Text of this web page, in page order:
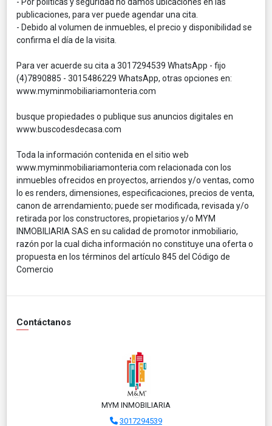
publicaciones, para ver puede agendar una cita.
- Debido al volumen de inmuebles, el precio y disponibilidad se
confirma el día de la visita.
Para ver acuerde su cita a 3017294539 WhatsApp - fijo
(4)7890885 - 3015486229 WhatsApp, otras opciones en:
www.myminmobiliariamonteria.com
busque propiedades o publique sus anuncios digitales en
www.buscodesdecasa.com
Toda la información contenida en el sitio web
www.myminmobiliariamonteria.com relacionada con los
inmuebles ofrecidos en proyectos, arriendos y/o ventas, como
lo es renders, dimensiones, especificaciones, precios de venta,
canon de arrendamiento; puede ser modificada, revisada y/o
retirada por los constructores, propietarios y/o MYM
INMOBILIARIA SAS en su calidad de promotor inmobiliario,
razón por la cual dicha información no constituye una oferta o
propuesta en los términos del artículo 845 del Código de
Comercio
Contáctanos
MYM INMOBILIARIA
3017294539